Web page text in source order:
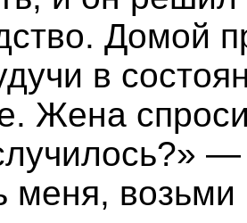
Домой
в
Жена
меня,